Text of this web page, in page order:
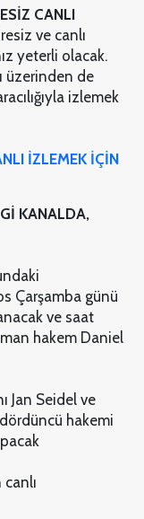
CANLI
ve canlı
yeterli olacak.
üzerinden de
izlemek
İZLEMEK İÇİN
KANALDA,
Çarşamba günü
ve saat
hakem Daniel
Jan Seidel ve
hakemi